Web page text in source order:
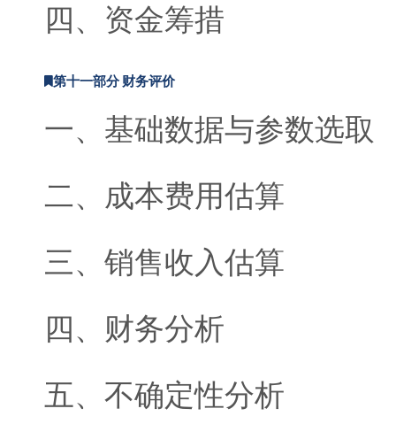
四、资金筹措
第十一部分 财务评价
一、基础数据与参数选取
二、成本费用估算
三、销售收入估算
四、财务分析
五、不确定性分析